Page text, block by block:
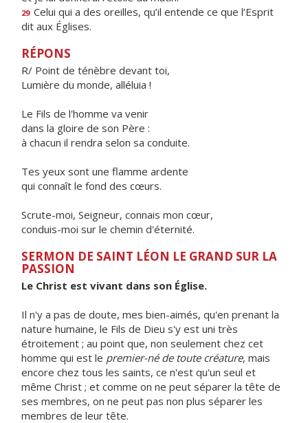
29 Celui qui a des oreilles, qu’il entende ce que l’Esprit
dit aux Églises.
RÉPONS
R/ Point de ténèbre devant toi,
Lumière du monde, alléluia !
Le Fils de l'homme va venir
dans la gloire de son Père :
à chacun il rendra selon sa conduite.
Tes yeux sont une flamme ardente
qui connaît le fond des cœurs.
Scrute-moi, Seigneur, connais mon cœur,
conduis-moi sur le chemin d'éternité.
SERMON DE SAINT LÉON LE GRAND SUR LA
PASSION
Le Christ est vivant dans son Église.
Il n'y a pas de doute, mes bien-aimés, qu'en prenant la
nature humaine, le Fils de Dieu s'y est uni très
étroitement ; au point que, non seulement chez cet
homme qui est le premier-né de toute créature, mais
encore chez tous les saints, ce n'est qu'un seul et
même Christ ; et comme on ne peut séparer la tête de
ses membres, on ne peut pas non plus séparer les
membres de leur tête.